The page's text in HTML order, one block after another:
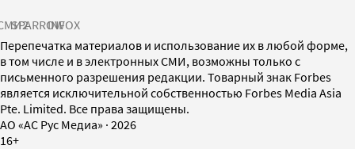
SPARROWINFOX
Перепечатка материалов и использование их в любой форме,
в том числе и в электронных СМИ, возможны только с
письменного разрешения редакции. Товарный знак Forbes
является исключительной собственностью Forbes Media Asia
Pte. Limited. Все права защищены.
AO «АС Рус Медиа» · 2026
16+